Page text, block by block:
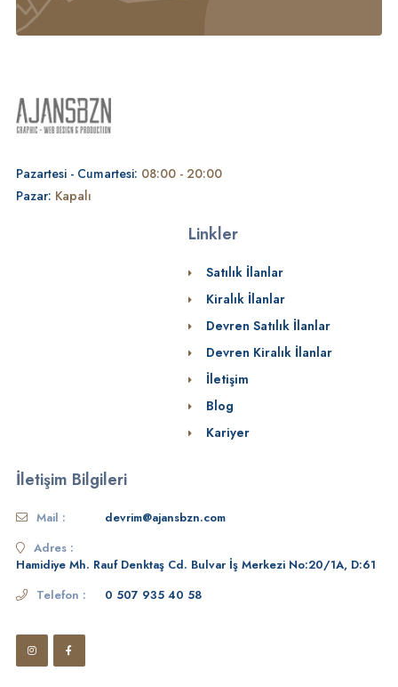
Pazartesi - Cumartesi: 08:00 - 20:00
Pazar: Kapalı
Linkler
Satılık İlanlar
Kiralık İlanlar
Devren Satılık İlanlar
Devren Kiralık İlanlar
İletişim
Blog
Kariyer
İletişim Bilgileri
Mail :
devrim@ajansbzn.com
Adres :
Hamidiye Mh. Rauf Denktaş Cd. Bulvar İş Merkezi No:20/1A, D:61
Telefon :
0 507 935 40 58